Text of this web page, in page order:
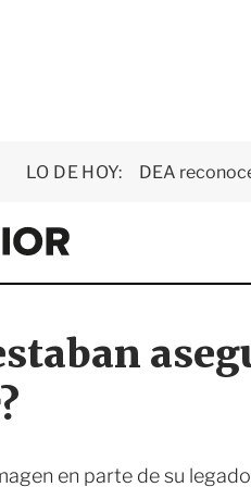
LO DE HOY: DEA
E
x
e
s
o
en parte de su